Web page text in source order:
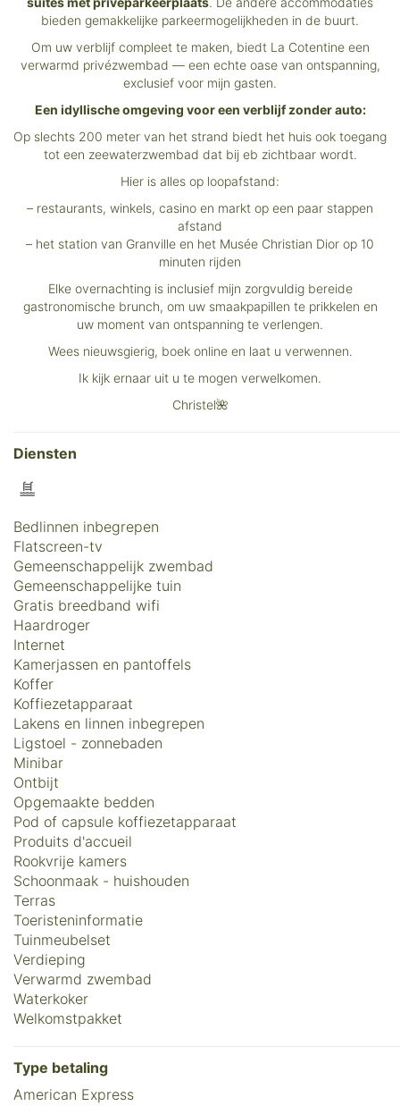
bieden gemakkelijke parkeermogelijkheden in de buurt.
Om uw verblijf compleet te maken, biedt La Cotentine een
verwarmd privézwembad — een echte oase van ontspanning,
exclusief voor mijn gasten.
Een idyllische omgeving voor een verblijf zonder auto:
Op slechts 200 meter van het strand biedt het huis ook toegang
tot een zeewaterzwembad dat bij eb zichtbaar wordt.
Hier is alles op loopafstand:
– restaurants, winkels, casino en markt op een paar stappen
afstand
– het station van Granville en het Musée Christian Dior op 10
minuten rijden
Elke overnachting is inclusief mijn zorgvuldig bereide
gastronomische brunch, om uw smaakpapillen te prikkelen en
uw moment van ontspanning te verlengen.
Wees nieuwsgierig, boek online en laat u verwennen.
Ik kijk ernaar uit u te mogen verwelkomen.
Christel🌺
Diensten
Bedlinnen inbegrepen
Flatscreen-tv
Gemeenschappelijk zwembad
Gemeenschappelijke tuin
Gratis breedband wifi
Haardroger
Internet
Kamerjassen en pantoffels
Koffer
Koffiezetapparaat
Lakens en linnen inbegrepen
Ligstoel - zonnebaden
Minibar
Ontbijt
Opgemaakte bedden
Pod of capsule koffiezetapparaat
Produits d'accueil
Rookvrije kamers
Schoonmaak - huishouden
Terras
Toeristeninformatie
Tuinmeubelset
Verdieping
Verwarmd zwembad
Waterkoker
Welkomstpakket
Type betaling
American Express